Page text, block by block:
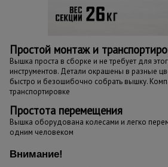
Простой монтаж и
Вышка проста в сборке и не требует для
инструментов. Детали окрашены в разные
быстро и безошибочно собрать вышку.
транспортировке
Простота перемещения
Вышка оборудована колесами и легко
одним человеком
Внимание!